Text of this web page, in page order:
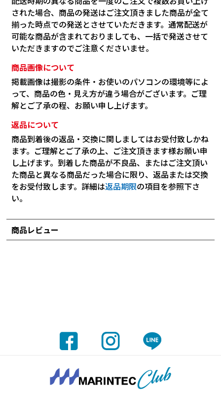
された場合、商品の発送はご注文頂きました商品が全て
揃った時点での発送とさせていただきます。通常配送が
可能な商品が含まれておりましても、一括で発送させて
いただきますのでご注意くださいませ。
商品画像について
掲載画像は撮影の条件・お使いのパソコンの環境等によ
って、商品の色・見え方が違う場合がございます。ご理
解とご了承の程、お願い申し上げます。
返品について
商品到着後の返品・交換に関しましてはお受付致しかね
ます。ご理解とご了承の上、ご注文頂きます様お願い申
し上げます。到着した商品が不良品、またはご注文頂い
た商品と異なる商品だった場合に限り、返品または交換
をお受付致します。詳細は返品期限の項目を参照下さ
い。
商品レビュー